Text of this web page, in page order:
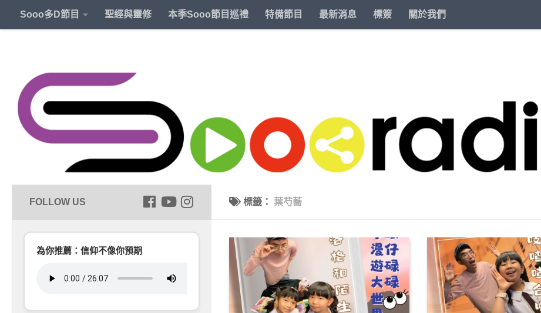
Sooo多D節目 聖經與靈修 本季Sooo節目巡禮 特備節目 最新消息 標簽 關於我們
標籤： 葉芍蕎
為你推薦：信仰不像你預期